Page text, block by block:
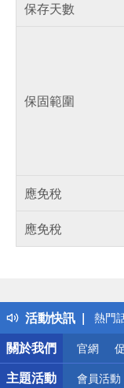
保存天數
保固範圍
應免稅
應免稅
活動快訊
得獎
熱門
銀行
偏遠
詐騙
關於我們
官網
主題活動 會員活動